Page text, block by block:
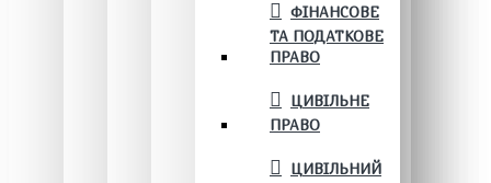
ФІНАНСОВЕ
ТА ПОДАТКОВЕ
ПРАВО
ЦИВІЛЬНЕ
ПРАВО
ЦИВІЛЬНИЙ